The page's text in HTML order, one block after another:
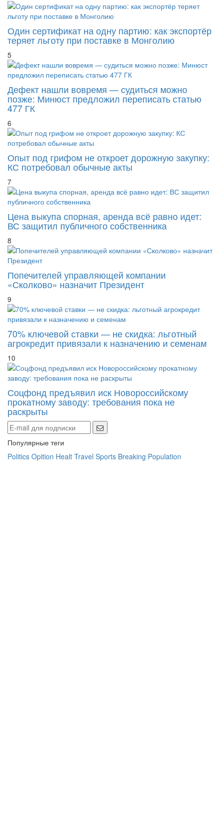
Один сертификат на одну партию: как экспортёр
теряет льготу при поставке в Монголию
5
Дефект нашли вовремя — судиться можно
позже: Минюст предложил переписать статью
477 ГК
6
Опыт под грифом не откроет дорожную закупку:
КС потребовал обычные акты
7
Цена выкупа спорная, аренда всё равно идет:
ВС защитил публичного собственника
8
Попечителей управляющей компании
«Сколково» назначит Президент
9
70% ключевой ставки — не скидка: льготный
агрокредит привязали к назначению и семенам
10
Соцфонд предъявил иск Новороссийскому
прокатному заводу: требования пока не
раскрыты
Популярные теги
Politics Opition Healt